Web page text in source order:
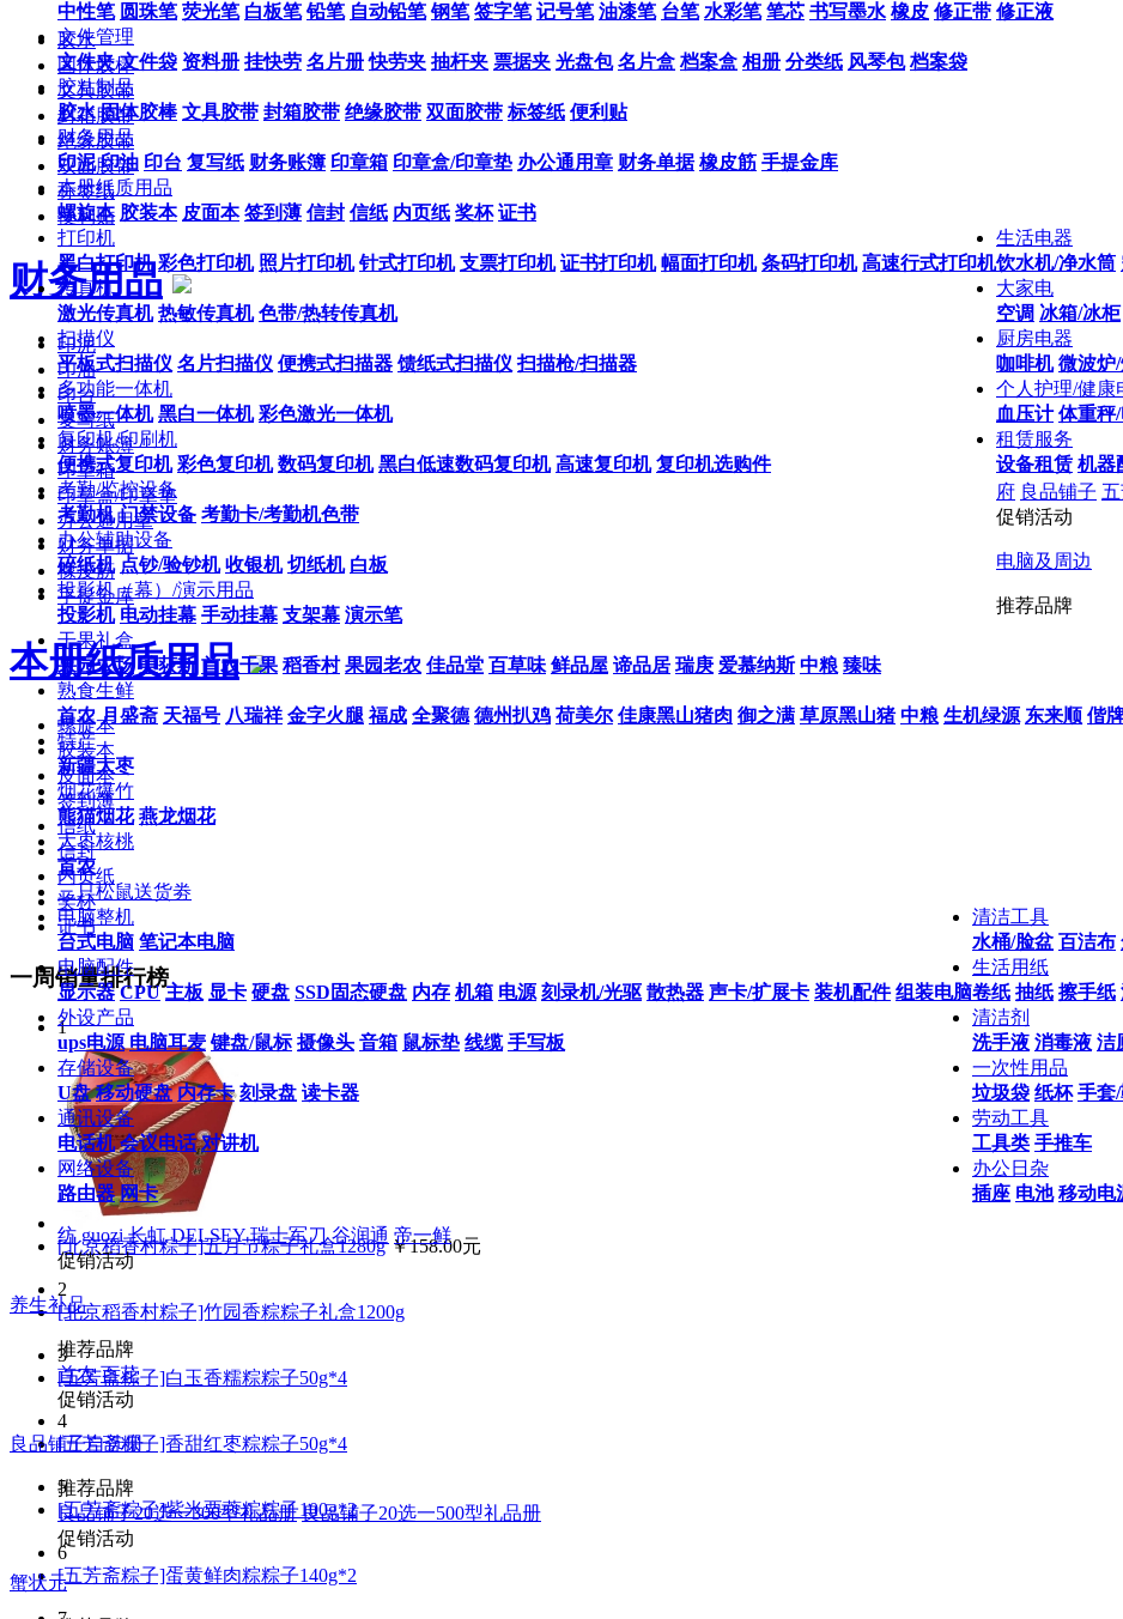
中性笔 圆珠笔 荧光笔 白板笔 铅笔 自动铅笔 钢笔 签字笔 记号笔 油漆笔 台笔 水彩笔 笔芯 书写墨水 橡皮 修正带 修正液
文件管理
文件夹 文件袋 资料册 挂快劳 名片册 快劳夹 抽杆夹 票据夹 光盘包 名片盒 档案盒 相册 分类纸 风琴包 档案袋
胶粘制品
胶水 固体胶棒 文具胶带 封箱胶带 绝缘胶带 双面胶带 标签纸 便利贴
财务用品
印泥 印油 印台 复写纸 财务账簿 印章箱 印章盒/印章垫 办公通用章 财务单据 橡皮筋 手提金库
本册纸质用品
螺旋本 胶装本 皮面本 签到薄 信封 信纸 内页纸 奖杯 证书
打印机
黑白打印机 彩色打印机 照片打印机 针式打印机 支票打印机 证书打印机 幅面打印机 条码打印机 高速行式打印机
传真机
激光传真机 热敏传真机 色带/热转传真机
扫描仪
平板式扫描仪 名片扫描仪 便携式扫描器 馈纸式扫描仪 扫描枪/扫描器
多功能一体机
喷墨一体机 黑白一体机 彩色激光一体机
复印机/印刷机
便携式复印机 彩色复印机 数码复印机 黑白低速数码复印机 高速复印机 复印机选购件
考勤/监控设备
考勤机 门禁设备 考勤卡/考勤机色带
办公辅助设备
碎纸机 点钞/验钞机 收银机 切纸机 白板
投影机（幕）/演示用品
投影机 电动挂幕 手动挂幕 支架幕 演示笔
生活电器
饮水机/净水筒
大家电
空调 冰箱/冰柜
厨房电器
咖啡机 微波炉
个人护理/健康
血压计 体重秤
租赁服务
设备租赁 机器
干果礼盒
果园农场 美荻斯 首农干果 稻香村 果园老农 佳品堂 百草味 鲜品屋 谛品居 瑞庚 爱慕纳斯 中粮 臻味
熟食生鲜
首农 月盛斋 天福号 八瑞祥 金字火腿 福成 全聚德 德州扒鸡 荷美尔 佳康黑山猪肉 御之满 草原黑山猪 中粮 生机绿源 东来顺 偕
特产
新疆大枣
烟花爆竹
熊猫烟花 燕龙烟花
大枣核桃
首农
三只松鼠送货劵
府 良品铺子
促销活动
电脑及周边
电脑整机
台式电脑 笔记本电脑
电脑配件
显示器 CPU 主板 显卡 硬盘 SSD固态硬盘 内存 机箱 电源 刻录机/光驱 散热器 声卡/扩展卡 装机配件 组装电脑
外设产品
ups电源 电脑耳麦 键盘/鼠标 摄像头 音箱 鼠标垫 线缆 手写板
存储设备
U盘 移动硬盘 内存卡 刻录盘 读卡器
通讯设备
电话机 会议电话 对讲机
网络设备
路由器 网卡
推荐品牌
清洁工具
水桶/脸盆 百洁布
生活用纸
卷纸 抽纸 擦手纸
清洁剂
洗手液 消毒液 洁
一次性用品
垃圾袋 纸杯 手套
劳动工具
工具类 手推车
办公日杂
插座 电池 移动电
纺 guozi 长虹 DELSEY 瑞士军刀 谷润通 帝一鲜
促销活动
养生补品
推荐品牌
首农 百花
促销活动
良品铺子自选册
推荐品牌
良品铺子20选一300型礼品册 良品铺子20选一500型礼品册
促销活动
蟹状元
胶水
固体胶棒
文具胶带
封箱胶带
绝缘胶带
双面胶带
标签纸
便利贴
财务用品
印泥
印油
印台
复写纸
财务账簿
印章箱
印章盒/印章垫
办公通用章
财务单据
橡皮筋
手提金库
本册纸质用品
螺旋本
胶装本
皮面本
签到薄
信纸
信封
内页纸
奖杯
证书
一周销量排行榜
1
[北京稻香村粽子]五月节粽子礼盒1280g ￥158.00元
2
[北京稻香村粽子]竹园香粽粽子礼盒1200g
3
[五芳斋粽子]白玉香糯粽粽子50g*4
4
[五芳斋粽子]香甜红枣粽粽子50g*4
5
[五芳斋粽子]紫米栗蓉粽粽子100g*2
6
[五芳斋粽子]蛋黄鲜肉粽粽子140g*2